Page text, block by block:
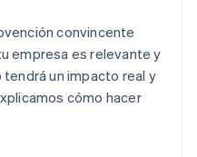
convincente
empresa es relevante y
un impacto real y
cómo hacer